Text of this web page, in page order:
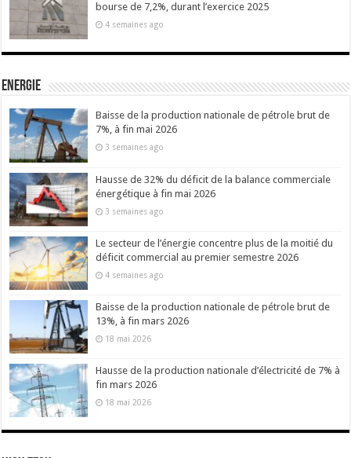
bourse de 7,2%, durant l’exercice 2025
4 semaines ago
Energie
Baisse de la production nationale de pétrole brut de
7%, à fin mai 2026
3 semaines ago
Hausse de 32% du déficit de la balance commerciale
énergétique à fin mai 2026
3 semaines ago
Le secteur de l’énergie concentre plus de la moitié du
déficit commercial au premier semestre 2026
4 semaines ago
Baisse de la production nationale de pétrole brut de
13%, à fin mars 2026
18 mai 2026
Hausse de la production nationale d’électricité de 7% à
fin mars 2026
18 mai 2026